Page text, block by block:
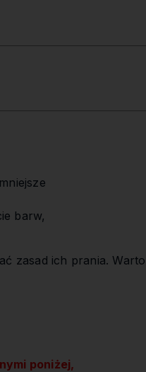
barw,
zasad ich prania. Warto
poniżej,